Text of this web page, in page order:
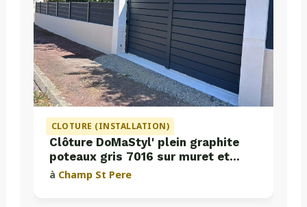
CLOTURE (INSTALLATION)
Clôture DoMaStyl' plein graphite
poteaux gris 7016 sur muret et
portail coulissant Classic Strong
à Champ St Pere